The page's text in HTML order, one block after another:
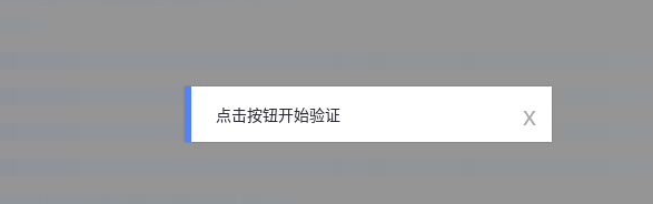
点击按钮开始验证 x